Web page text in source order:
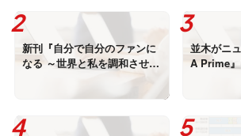
新刊『自分で自分のファンに
なる ～世界と私を調和させる
「活学」の授業～』発売のお
並木がニ
A Prime